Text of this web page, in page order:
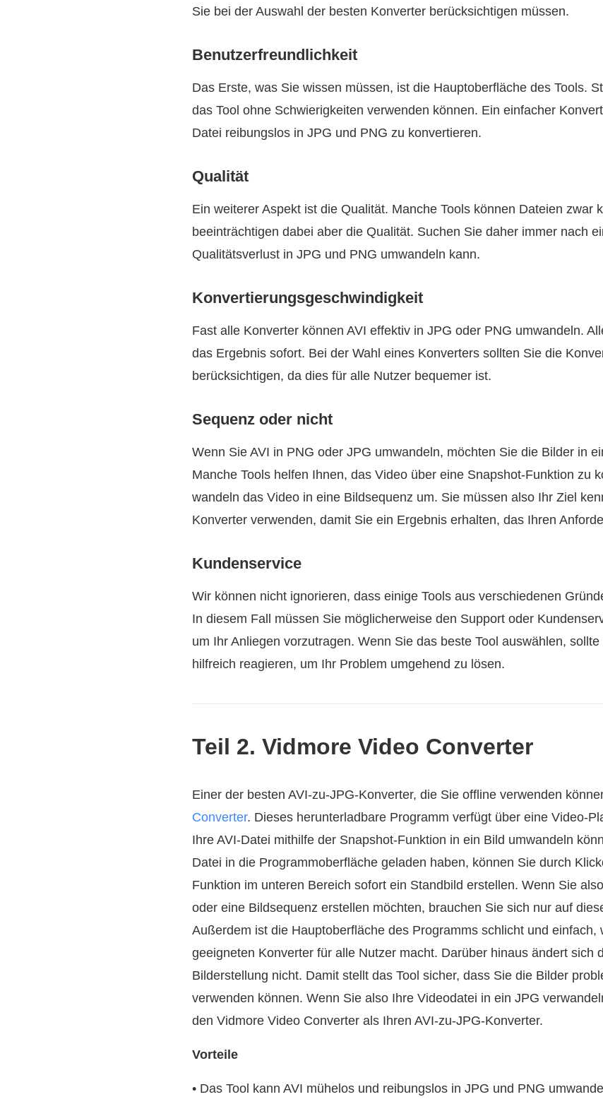
Sie bei der Auswahl der besten Konverter berücksichtigen müssen.
Benutzerfreundlichkeit
Das Erste, was Sie wissen müssen, ist die Hauptoberfläche des Tools.
das Tool ohne Schwierigkeiten verwenden können. Ein einfacher
Datei reibungslos in JPG und PNG zu konvertieren.
Qualität
Ein weiterer Aspekt ist die Qualität. Manche Tools können Dateien zwar
beeinträchtigen dabei aber die Qualität. Suchen Sie daher immer nach
Qualitätsverlust in JPG und PNG umwandeln kann.
Konvertierungsgeschwindigkeit
Fast alle Konverter können AVI effektiv in JPG oder PNG umwandeln.
das Ergebnis sofort. Bei der Wahl eines Konverters sollten Sie die
berücksichtigen, da dies für alle Nutzer bequemer ist.
Sequenz oder nicht
Wenn Sie AVI in PNG oder JPG umwandeln, möchten Sie die Bilder in
Manche Tools helfen Ihnen, das Video über eine Snapshot-Funktion zu
wandeln das Video in eine Bildsequenz um. Sie müssen also Ihr Ziel
Konverter verwenden, damit Sie ein Ergebnis erhalten, das Ihren
Kundenservice
Wir können nicht ignorieren, dass einige Tools aus verschiedenen
In diesem Fall müssen Sie möglicherweise den Support oder
um Ihr Anliegen vorzutragen. Wenn Sie das beste Tool auswählen,
hilfreich reagieren, um Ihr Problem umgehend zu lösen.
Teil 2. Vidmore Video Converter
Einer der besten AVI-zu-JPG-Konverter, die Sie offline verwenden
Converter. Dieses herunterladbare Programm verfügt über eine Video-
Ihre AVI-Datei mithilfe der Snapshot-Funktion in ein Bild umwandeln
Datei in die Programmoberfläche geladen haben, können Sie durch
Funktion im unteren Bereich sofort ein Standbild erstellen. Wenn Sie
oder eine Bildsequenz erstellen möchten, brauchen Sie sich nur auf
Außerdem ist die Hauptoberfläche des Programms schlicht und einfach,
geeigneten Konverter für alle Nutzer macht. Darüber hinaus ändert sich
Bilderstellung nicht. Damit stellt das Tool sicher, dass Sie die Bilder
verwenden können. Wenn Sie also Ihre Videodatei in ein JPG
den Vidmore Video Converter als Ihren AVI‑zu‑JPG‑Konverter.
Vorteile
• Das Tool kann AVI mühelos und reibungslos in JPG und PNG